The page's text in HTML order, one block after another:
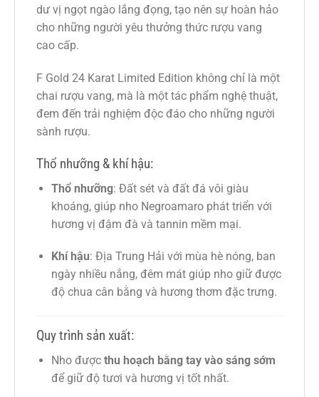
dư vị ngọt ngào lắng đọng, tạo nên sự hoàn hảo
cho những người yêu thưởng thức rượu vang
cao cấp.
F Gold 24 Karat Limited Edition không chỉ là một
chai rượu vang, mà là một tác phẩm nghệ thuật,
đem đến trải nghiệm độc đáo cho những người
sành rượu.
Thổ nhưỡng & khí hậu:
Thổ nhưỡng: Đất sét và đất đá vôi giàu
khoáng, giúp nho Negroamaro phát triển với
hương vị đậm đà và tannin mềm mại.
Khí hậu: Địa Trung Hải với mùa hè nóng, ban
ngày nhiều nắng, đêm mát giúp nho giữ được
độ chua cân bằng và hương thơm đặc trưng.
Quy trình sản xuất:
Nho được thu hoạch bằng tay vào sáng sớm
để giữ độ tươi và hương vị tốt nhất.